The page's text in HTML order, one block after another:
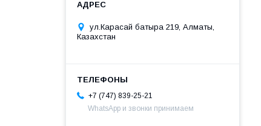
ул.Карасай батыра 219, Алматы,
Казахстан
+7 (747) 839-25-21
WhatsApp и звонки принимаем